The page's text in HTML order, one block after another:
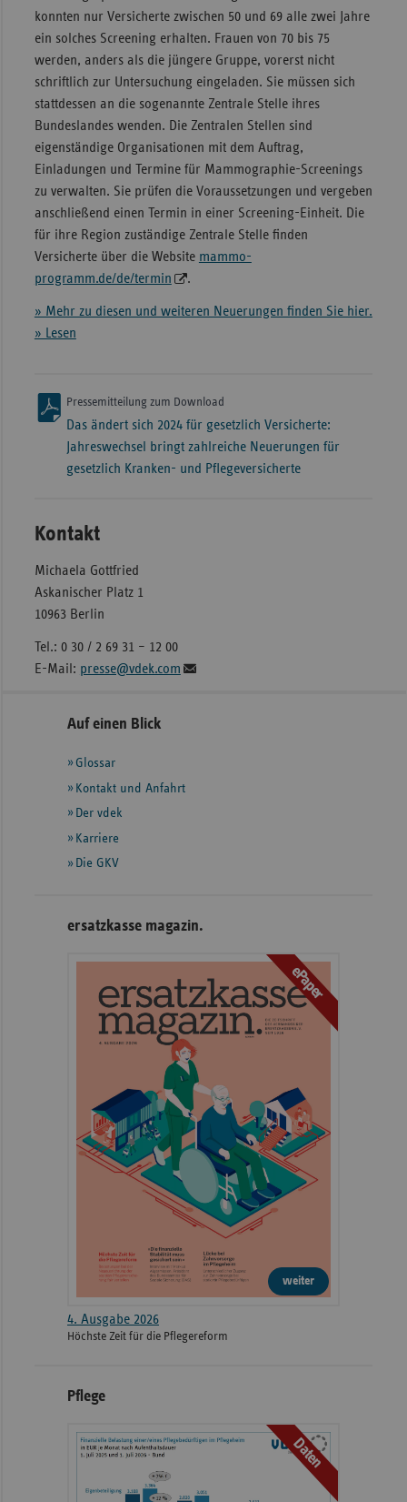
konnten nur Versicherte zwischen 50 und 69 alle zwei Jahre
ein solches Screening erhalten. Frauen von 70 bis 75
werden, anders als die jüngere Gruppe, vorerst nicht
schriftlich zur Untersuchung eingeladen. Sie müssen sich
stattdessen an die sogenannte Zentrale Stelle ihres
Bundeslandes wenden. Die Zentralen Stellen sind
eigenständige Organisationen mit dem Auftrag,
Einladungen und Termine für Mammographie-Screenings
zu verwalten. Sie prüfen die Voraussetzungen und vergeben
anschließend einen Termin in einer Screening-Einheit. Die
für ihre Region zuständige Zentrale Stelle finden
Versicherte über die Website mammo-
programm.de/de/termin
.
» Mehr zu diesen und weiteren Neuerungen finden Sie hier.
» Lesen
Pressemitteilung zum Download
Das ändert sich 2024 für gesetzlich Versicherte:
Jahreswechsel bringt zahlreiche Neuerungen für
gesetzlich Kranken- und Pflegeversicherte
Kontakt
Michaela Gottfried
Askanischer Platz 1
10963 Berlin
Tel.: 0 30 / 2 69 31 – 12 00
E-Mail: presse@vdek.com
Seitennavigation
Seitenleiste
weiteren
Informationen
Auf einen Blick
Glossar
Kontakt und Anfahrt
Der vdek
Karriere
Die GKV
ersatzkasse magazin.
ePaper
weiter
4. Ausgabe 2026
Höchste Zeit für die Pflegereform
Pflege
Daten